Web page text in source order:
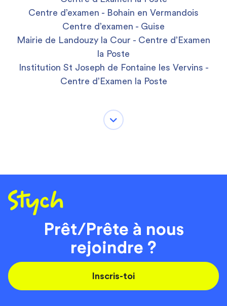
Centre d’examen - Bohain en Vermandois
Centre d’examen - Guise
Mairie de Landouzy la Cour - Centre d’Examen
la Poste
Institution St Joseph de Fontaine les Vervins -
Centre d’Examen la Poste
Prêt/Prête à nous
rejoindre ?
Inscris-toi